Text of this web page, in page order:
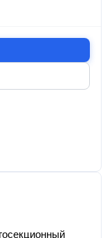
4.5—13 м³/ч
4.5—118 м³/ч